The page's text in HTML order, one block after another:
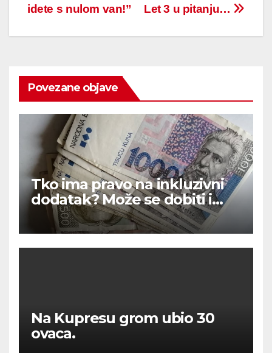
Let 3 u pitanju…
idete s nulom van!”
Povezane objave
Tko ima pravo na inkluzivni
dodatak? Može se dobiti i
720 eura
Na Kupresu grom ubio 30
ovaca.